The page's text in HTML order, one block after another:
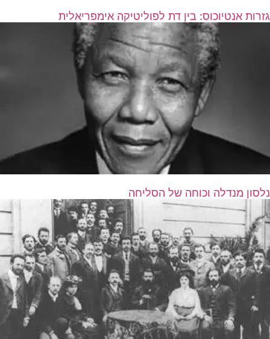
גזרות אנטיוכוס: בין דת לפוליטיקה אימפריאלית
נלסון מנדלה וכוחה של הסליחה